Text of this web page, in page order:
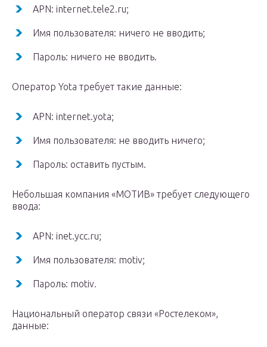
APN: internet.tele2.ru;
Имя пользователя: ничего не вводить;
Пароль: ничего не вводить.
Оператор Yota требует такие данные:
APN: internet.yota;
Имя пользователя: не вводить ничего;
Пароль: оставить пустым.
Небольшая компания «МОТИВ» требует следующего
ввода:
APN: inet.ycc.ru;
Имя пользователя: motiv;
Пароль: motiv.
Национальный оператор связи «Ростелеком»,
данные: